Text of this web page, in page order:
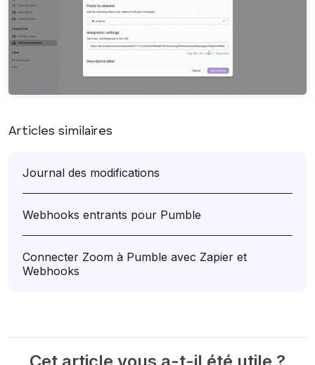
Articles similaires
Journal des modifications
Webhooks entrants pour Pumble
Connecter Zoom à Pumble avec Zapier et
Webhooks